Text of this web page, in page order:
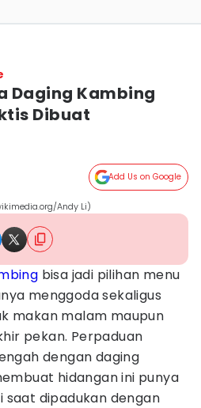
Daging Kambing
Dibuat
Add Us on Google
Andy Li)
bisa jadi pilihan menu
menggoda sekaligus
makan malam maupun
pekan. Perpaduan
dengan daging
hidangan ini punya
saat dipadukan dengan